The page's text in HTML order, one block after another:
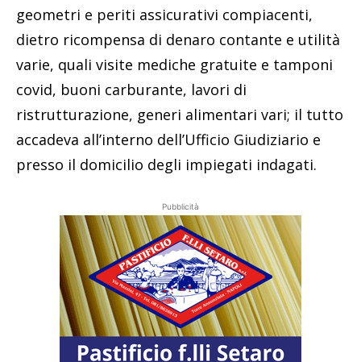
geometri e periti assicurativi compiacenti,
dietro ricompensa di denaro contante e utilità
varie, quali visite mediche gratuite e tamponi
covid, buoni carburante, lavori di
ristrutturazione, generi alimentari vari; il tutto
accadeva all’interno dell’Ufficio Giudiziario e
presso il domicilio degli impiegati indagati.
Pubblicità